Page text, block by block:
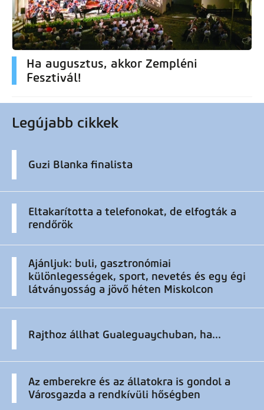
Ha augusztus, akkor Zempléni
Fesztivál!
Legújabb cikkek
Guzi Blanka finalista
Eltakarította a telefonokat, de elfogták a
rendőrök
Ajánljuk: buli, gasztronómiai
különlegességek, sport, nevetés és egy égi
látványosság a jövő héten Miskolcon
Rajthoz állhat Gualeguaychuban, ha...
Az emberekre és az állatokra is gondol a
Városgazda a rendkívüli hőségben